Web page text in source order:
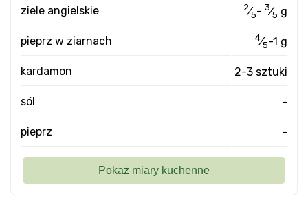
ziele angielskie 2⁄5- 3⁄5 g
pieprz w ziarnach 4⁄5-1 g
kardamon 2-3 sztuki
sól -
pieprz -